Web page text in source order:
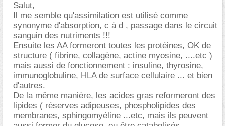
Salut,
Il me semble qu'assimilation est utilisé comme
synonyme d'absorption, c à d , passage dans le circuit
sanguin des nutriments !!!
Ensuite les AA formeront toutes les protéines, OK de
structure ( fibrine, collagène, actine myosine, ....etc )
mais aussi de fonctionnement : insuline, thyrosine,
immunoglobuline, HLA de surface cellulaire ... et bien
d'autres.
De la même manière, les acides gras reformeront des
lipides ( réserves adipeuses, phospholipides des
membranes, sphingomyéline ...etc, mais ils peuvent